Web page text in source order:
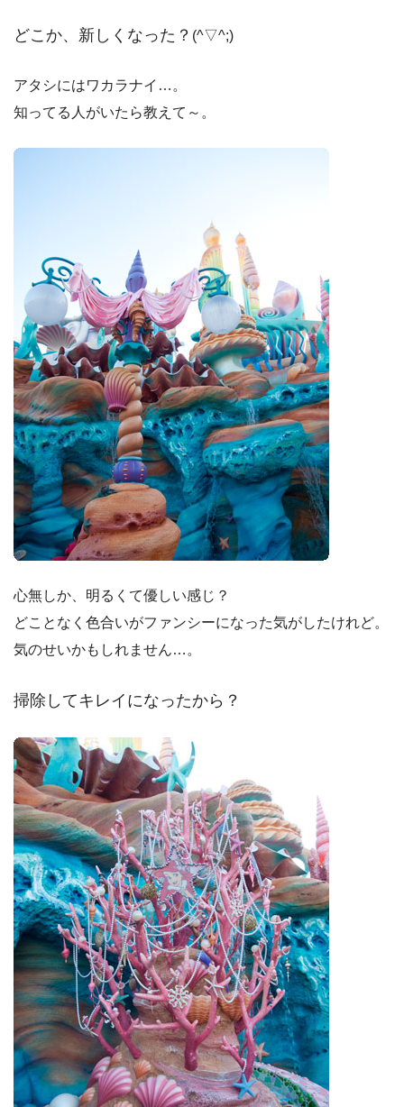
どこか、新しくなった？ (^▽^;)
アタシにはワカラナイ…。
知ってる人がいたら教えて～。
心無しか、明るくて優しい感じ？
どことなく色合いがファンシーになった気がしたけれど。
気のせいかもしれません…。
掃除してキレイになったから？